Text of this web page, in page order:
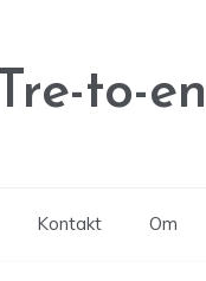
Tre-to-
Kontakt Om